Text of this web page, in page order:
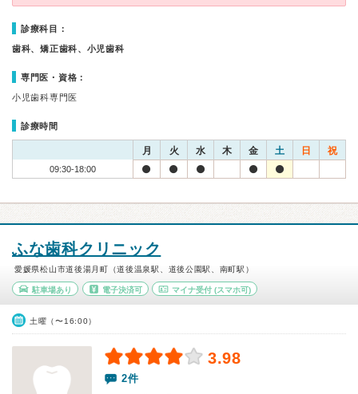
診療科目：
歯科、矯正歯科、小児歯科
専門医・資格：
小児歯科専門医
診療時間
月 火 水 木 金 土 日 祝
09:30-18:00
ふな歯科クリニック
愛媛県松山市道後湯月町（道後温泉駅、道後公園駅、南町駅）
駐車場あり 電子決済可 マイナ受付 (スマホ可)
土曜（〜16:00）
3.98
2件